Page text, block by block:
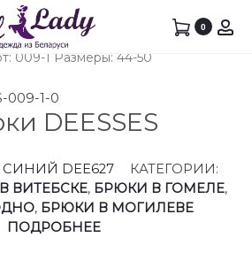
0
БРЮКИ
52
Брюки в Гродно
009-1 Размеры: 44-50
DEESSES
СИНИЙ DEE627
КАТЕГОРИИ:
ВИТЕБСКЕ, БРЮКИ В ГОМЕЛЕ,
, БРЮКИ В МОГИЛЕВЕ
ПОДРОБНЕЕ